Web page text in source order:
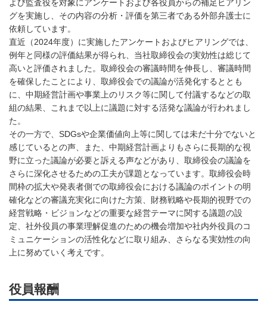
よび監査役を対象にアンケートおよび各役員からの補足ヒアリン
グを実施し、その内容の分析・評価を第三者である外部弁護士に
依頼しています。
直近（2024年度）に実施したアンケートおよびヒアリングでは、
例年と同様の評価結果が得られ、当社取締役会の実効性は総じて
高いと評価されました。取締役会の審議時間を伸長し、審議時間
を確保したことにより、取締役会での議論が活発化するととも
に、中期経営計画や事業上のリスク等に関して付議するなどの取
組の結果、これまで以上に議題に対する活発な議論が行われまし
た。
その一方で、SDGsや企業価値向上等に関しては未だ十分でないと
感じているとの声、また、中期経営計画よりもさらに長期的な視
野に立った議論が必要と訴える声などがあり、取締役会の議論を
さらに深化させるための工夫が課題となっています。取締役会時
間枠の拡大や発表者側での取締役会における議論のポイントの明
確化などの審議充実化に向けた方策、財務戦略や長期的視野での
経営戦略・ビジョンなどの重要な経営テーマに関する議題の設
定、社外役員の事業理解促進のための機会増加や社内外役員のコ
ミュニケーションの活性化などに取り組み、さらなる実効性の向
上に努めていく考えです。
役員報酬